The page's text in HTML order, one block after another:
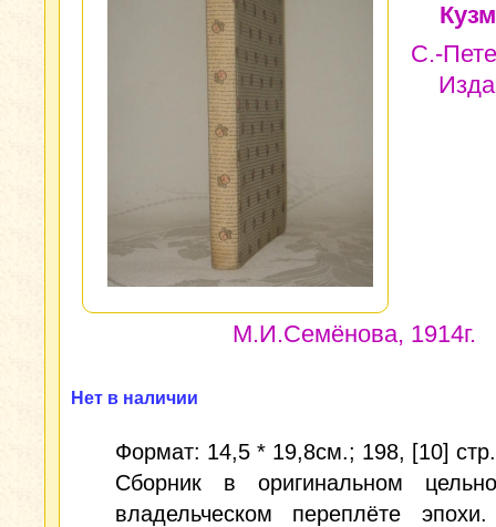
С.-
М.И.Семёнова, 1914г.
Нет в наличии
Формат: 14,5 * 19,8см.; 198, [10] стр.
Сборник в оригинальном
владельческом переплёте